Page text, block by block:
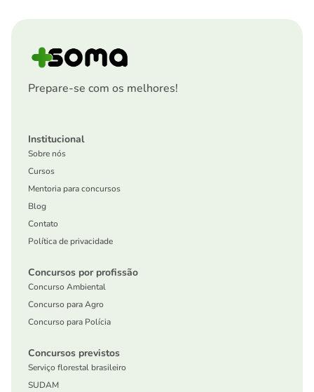
Prepare-se com os melhores!
Institucional
Sobre nós
Cursos
Mentoria para concursos
Blog
Contato
Política de privacidade
Concursos por profissão
Concurso Ambiental
Concurso para Agro
Concurso para Polícia
Concursos previstos
Serviço florestal brasileiro
SUDAM